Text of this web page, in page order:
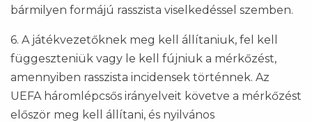
bármilyen formájú rasszista viselkedéssel szemben.
6. A játékvezetőknek meg kell állítaniuk, fel kell
függeszteniük vagy le kell fújniuk a mérkőzést,
amennyiben rasszista incidensek történnek. Az
UEFA háromlépcsős irányelveit követve a mérkőzést
először meg kell állítani, és nyilvános